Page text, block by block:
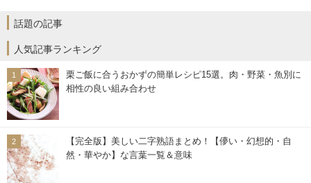
話題の記事
人気記事ランキング
栗ご飯に合うおかずの簡単レシピ15選。肉・野菜・魚別に
相性の良い組み合わせ
【完全版】美しい二字熟語まとめ！【儚い・幻想的・自
然・華やか】な言葉一覧＆意味